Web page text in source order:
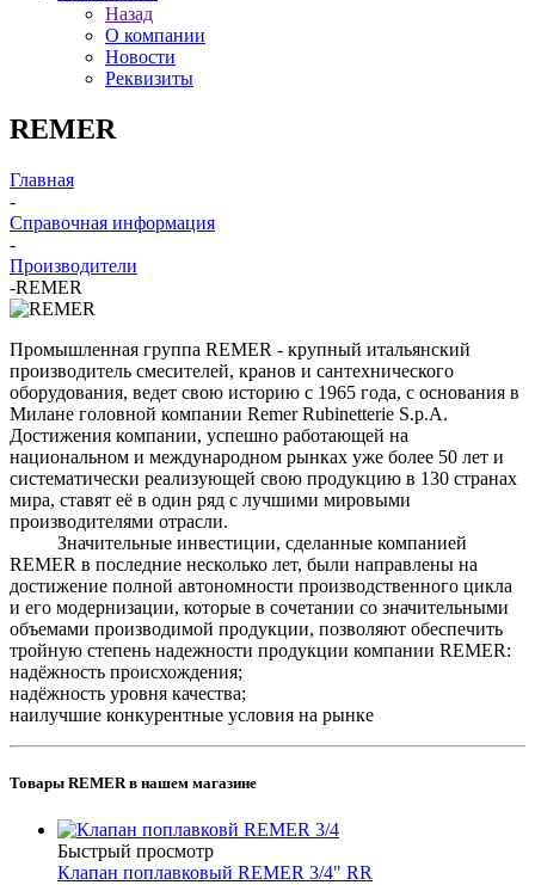
Назад
О компании
Новости
Реквизиты
REMER
Главная
-
Справочная информация
-
Производители
-REMER
Промышленная группа REMER - крупный итальянский
производитель смесителей, кранов и сантехнического
оборудования, ведет свою историю с 1965 года, с основания в
Милане головной компании Remer Rubinetterie S.p.A.
Достижения компании, успешно работающей на
национальном и международном рынках уже более 50 лет и
систематически реализующей свою продукцию в 130 странах
мира, ставят её в один ряд с лучшими мировыми
производителями отрасли.
Значительные инвестиции, сделанные компанией
REMER в последние несколько лет, были направлены на
достижение полной автономности производственного цикла
и его модернизации, которые в сочетании со значительными
объемами производимой продукции, позволяют обеспечить
тройную степень надежности продукции компании REMER:
надёжность происхождения;
надёжность уровня качества;
наилучшие конкурентные условия на рынке
Товары REMER в нашем магазине
Быстрый просмотр
Клапан поплавковый REMER 3/4" RR